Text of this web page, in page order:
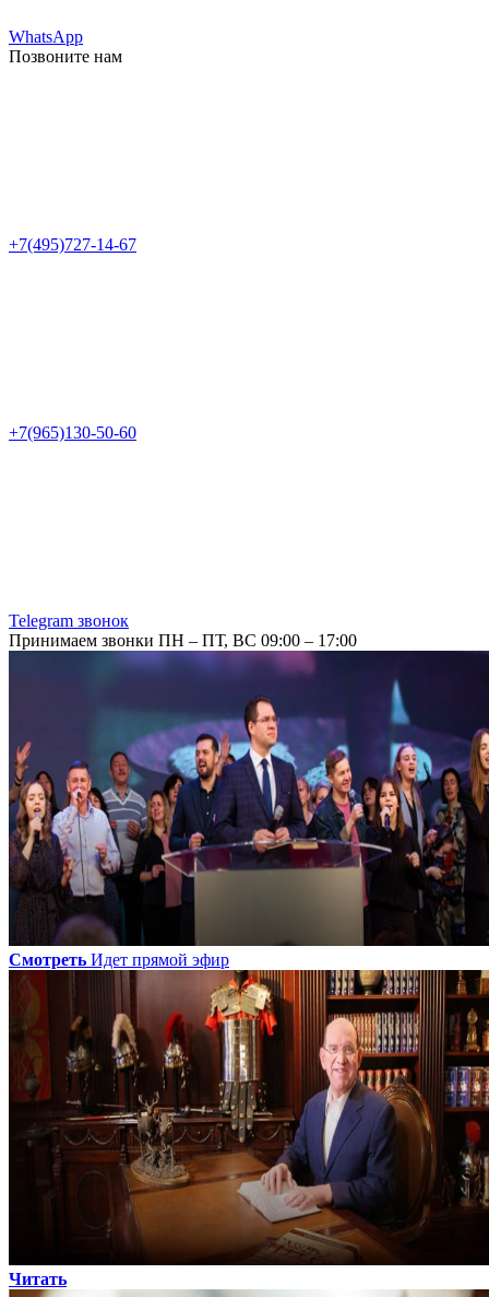
WhatsApp
Позвоните нам
+7(495)727-14-67
+7(965)130-50-60
Telegram звонок
Принимаем звонки ПН – ПТ, ВС 09:00 – 17:00
Смотреть Идет прямой эфир
Читать